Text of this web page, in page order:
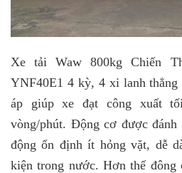
Xe tải Waw 800kg Chiến
YNF40E1 4 kỳ, 4 xi lanh thẳng
áp giúp xe đạt công xuất
vòng/phút. Động cơ được đánh
động ổn định ít hỏng vặt, dễ
kiện trong nước. Hơn thế đông